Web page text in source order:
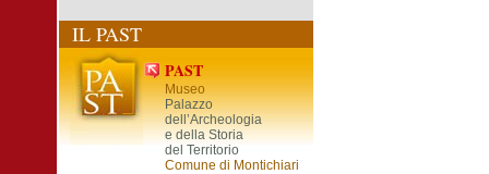
IL PAST
PAST
Museo
Palazzo
dell’Archeologia
e della Storia
del Territorio
Comune di Montichiari